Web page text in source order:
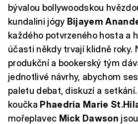
bývalou bollywoodskou
kundalini jógy Bijayem
každého potvrzeného hosta a
účasti někdy trvají klidně roky.
produkční a bookerský tým
jednotlivé návrhy, abychom
paletu debat, diskuzí a
koučka Phaedria Marie
mořeplavec Mick Dawson